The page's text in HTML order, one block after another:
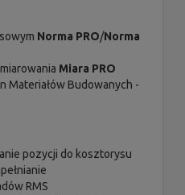
Norma PRO/Norma
Miara PRO
Materiałów Budowanych -
pozycji do kosztorysu
RMS